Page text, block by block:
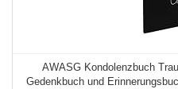
AWASG Kondolenzbuch
Gedenkbuch und